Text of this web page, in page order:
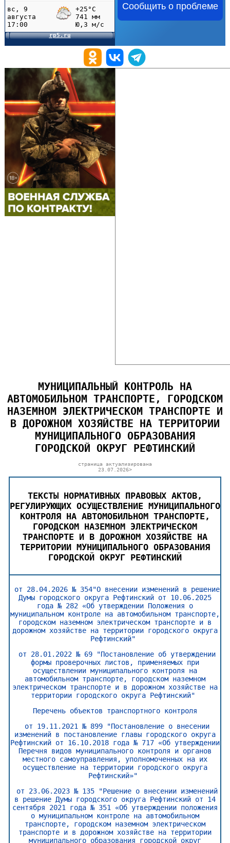
Сообщить о проблеме
МУНИЦИПАЛЬНЫЙ КОНТРОЛЬ НА
АВТОМОБИЛЬНОМ ТРАНСПОРТЕ, ГОРОДСКОМ
НАЗЕМНОМ ЭЛЕКТРИЧЕСКОМ ТРАНСПОРТЕ И
В ДОРОЖНОМ ХОЗЯЙСТВЕ НА ТЕРРИТОРИИ
МУНИЦИПАЛЬНОГО ОБРАЗОВАНИЯ
ГОРОДСКОЙ ОКРУГ РЕФТИНСКИЙ
страница актуализирована
23.07.2026>
ТЕКСТЫ НОРМАТИВНЫХ ПРАВОВЫХ АКТОВ,
РЕГУЛИРУЮЩИХ ОСУЩЕСТВЛЕНИЕ МУНИЦИПАЛЬНОГО
КОНТРОЛЯ НА АВТОМОБИЛЬНОМ ТРАНСПОРТЕ,
ГОРОДСКОМ НАЗЕМНОМ ЭЛЕКТРИЧЕСКОМ
ТРАНСПОРТЕ И В ДОРОЖНОМ ХОЗЯЙСТВЕ НА
ТЕРРИТОРИИ МУНИЦИПАЛЬНОГО ОБРАЗОВАНИЯ
ГОРОДСКОЙ ОКРУГ РЕФТИНСКИЙ
от 28.04.2026 № 354"О внесении изменений в решение
Думы городского округа Рефтинский от 10.06.2025
года № 282 «Об утверждении Положения о
муниципальном контроле на автомобильном транспорте,
городском наземном электрическом транспорте и в
дорожном хозяйстве на территории городского округа
Рефтинский"
от 28.01.2022 № 69 "Постановление об утверждении
формы проверочных листов, применяемых при
осуществлении муниципального контроля на
автомобильном транспорте, городском наземном
электрическом транспорте и в дорожном хозяйстве на
территории городского округа Рефтинский"
Перечень объектов транспортного контроля
от 19.11.2021 № 899 "Постановление о внесении
изменений в постановление главы городского округа
Рефтинский от 16.10.2018 года № 717 «Об утверждении
Перечня видов муниципального контроля и органов
местного самоуправления, уполномоченных на их
осуществление на территории городского округа
Рефтинский»"
от 23.06.2023 № 135 "Решение о внесении изменений
в решение Думы городского округа Рефтинский от 14
сентября 2021 года № 351 «Об утверждении положения
о муниципальном контроле на автомобильном
транспорте, городском наземном электрическом
транспорте и в дорожном хозяйстве на территории
муниципального образования городской округ